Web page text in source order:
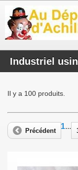
Industriel
Il y a 100 produits.
Précédent
1...